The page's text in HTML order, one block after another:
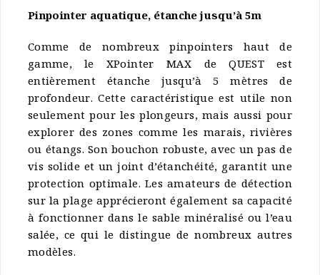
Pinpointer aquatique, étanche jusqu’à 5m
Comme de nombreux pinpointers haut de
gamme, le XPointer MAX de QUEST est
entièrement étanche jusqu’à 5 mètres de
profondeur. Cette caractéristique est utile non
seulement pour les plongeurs, mais aussi pour
explorer des zones comme les marais, rivières
ou étangs. Son bouchon robuste, avec un pas de
vis solide et un joint d’étanchéité, garantit une
protection optimale. Les amateurs de détection
sur la plage apprécieront également sa capacité
à fonctionner dans le sable minéralisé ou l’eau
salée, ce qui le distingue de nombreux autres
modèles.